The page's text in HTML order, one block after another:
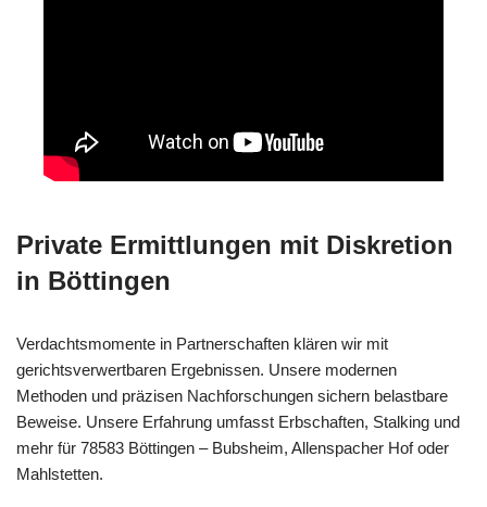
Private Ermittlungen mit Diskretion
in Böttingen
Verdachtsmomente in Partnerschaften klären wir mit
gerichtsverwertbaren Ergebnissen. Unsere modernen
Methoden und präzisen Nachforschungen sichern belastbare
Beweise. Unsere Erfahrung umfasst Erbschaften, Stalking und
mehr für 78583 Böttingen – Bubsheim, Allenspacher Hof oder
Mahlstetten.